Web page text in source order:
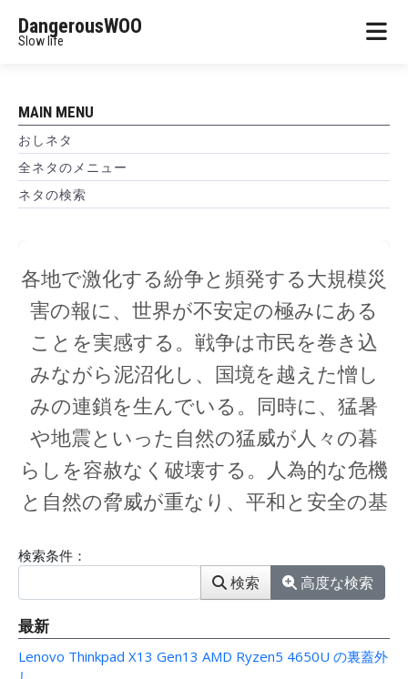
DangerousWOO
Slow life
MAIN MENU
おしネタ
全ネタのメニュー
ネタの検索
検索フォーム
検索条件：
検索 高度な検索
最新
Lenovo Thinkpad X13 Gen13 AMD Ryzen5 4650U の裏蓋外